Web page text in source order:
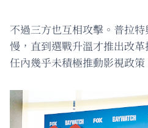
不過三方也互相攻擊。普拉
慢，直到選戰升溫才推出改
任內幾乎未積極推動影視政